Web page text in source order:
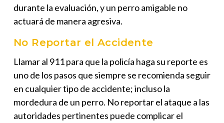
durante la evaluación, y un perro amigable no
actuará de manera agresiva.
No Reportar el Accidente
Llamar al 911 para que la policía haga su reporte es
uno de los pasos que siempre se recomienda seguir
en cualquier tipo de accidente; incluso la
mordedura de un perro. No reportar el ataque a las
autoridades pertinentes puede complicar el